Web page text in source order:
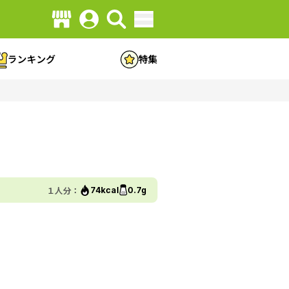
ランキング 特集
１人分： 74kcal 0.7g